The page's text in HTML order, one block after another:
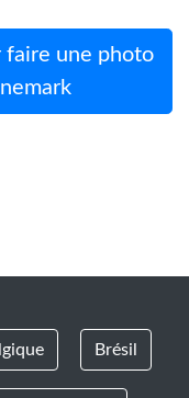
faire une photo
Brésil